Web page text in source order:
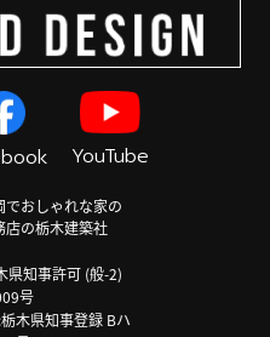
YouTube
おしゃれな家の
店の栃木建築社
県知事許可 (般-2)
号
木県知事登録 Bハ